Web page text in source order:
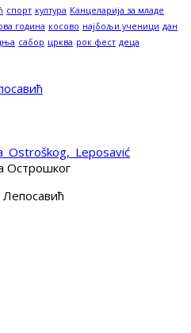
спорт култура Канцеларија за младе
година косово најбољи ученици дан
сабор црква рок фест деца
Острошког